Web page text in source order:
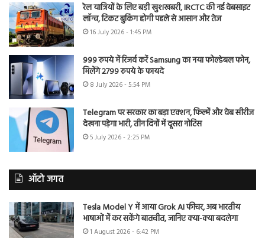
रेल यात्रियों के लिए बड़ी खुशखबरी, IRCTC की नई वेबसाइट
लॉन्च, टिकट बुकिंग होगी पहले से आसान और तेज
16 July 2026 - 1:45 PM
999 रुपये में रिजर्व करें Samsung का नया फोल्डेबल फोन,
मिलेंगे 2799 रुपये के फायदे
8 July 2026 - 5:54 PM
Telegram पर सरकार का बड़ा एक्शन, फिल्में और वेब सीरीज
देखना पड़ेगा भारी, तीन दिनों में दूसरा नोटिस
5 July 2026 - 2:25 PM
ऑटो जगत
Tesla Model Y में आया Grok AI फीचर, अब भारतीय
भाषाओं में कर सकेंगे बातचीत, जानिए क्या-क्या बदलेगा
1 August 2026 - 6:42 PM